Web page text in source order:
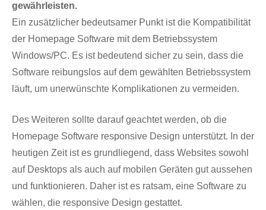
gewährleisten.
Ein zusätzlicher bedeutsamer Punkt ist die Kompatibilität
der Homepage Software mit dem Betriebssystem
Windows/PC. Es ist bedeutend sicher zu sein, dass die
Software reibungslos auf dem gewählten Betriebssystem
läuft, um unerwünschte Komplikationen zu vermeiden.
Des Weiteren sollte darauf geachtet werden, ob die
Homepage Software responsive Design unterstützt. In der
heutigen Zeit ist es grundliegend, dass Websites sowohl
auf Desktops als auch auf mobilen Geräten gut aussehen
und funktionieren. Daher ist es ratsam, eine Software zu
wählen, die responsive Design gestattet.